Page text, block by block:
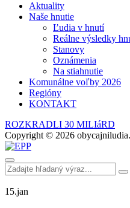
Aktuality
Naše hnutie
Ľudia v hnutí
Reálne výsledky
Stanovy
Oznámenia
Na stiahnutie
Komunálne voľby 2026
Regióny
KONTAKT
ROZKRADLI 30 MILIáRD
Copyright © 2026
15.jan